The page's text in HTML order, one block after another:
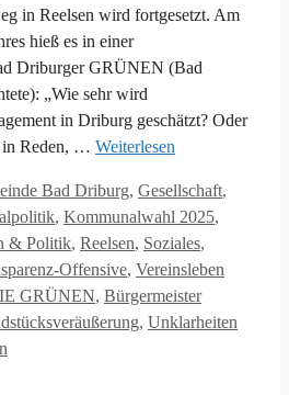
in Reelsen wird fortgesetzt. Am
hieß es in einer
Driburger GRÜNEN (Bad
„Wie sehr wird
in Driburg geschätzt? Oder
in Reden, … Weiterlesen
Bad Driburg, Gesellschaft,
, Kommunalwahl 2025,
& Politik, Reelsen, Soziales,
Offensive, Vereinsleben
GRÜNEN, Bürgermeister
, Unklarheiten